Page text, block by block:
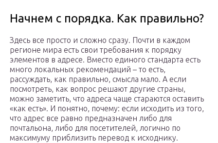
Начнем с порядка. Как правильно?
Здесь все просто и сложно сразу. Почти в каждом
регионе мира есть свои требования к порядку
элементов в адресе. Вместо единого стандарта есть
много локальных рекомендаций – то есть,
рассуждать, как правильно, смысла мало. А если
посмотреть, как вопрос решают другие страны,
можно заметить, что адреса чаще стараются оставить
«как есть». И понятно, почему: если исходить из того,
что адрес все равно предназначен либо для
почтальона, либо для посетителей, логично по
максимуму приблизить перевод к исходнику.